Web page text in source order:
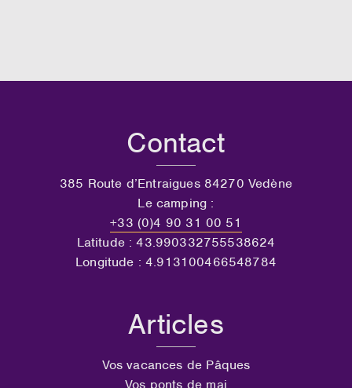
Contact
385 Route d’Entraigues 84270 Vedène
Le camping :
+33 (0)4 90 31 00 51
Latitude : 43.990332755538624
Longitude : 4.913100466548784
Articles
Vos vacances de Pâques
Vos ponts de mai